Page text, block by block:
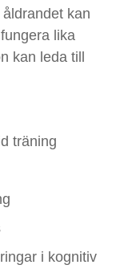
kan
lika
kan leda till
träning
i kognitiv